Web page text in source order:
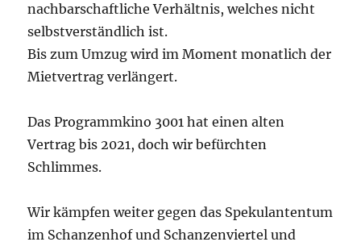
nachbarschaftliche Verhältnis, welches nicht
selbstverständlich ist.
Bis zum Umzug wird im Moment monatlich der
Mietvertrag verlängert.
Das Programmkino 3001 hat einen alten
Vertrag bis 2021, doch wir befürchten
Schlimmes.
Wir kämpfen weiter gegen das Spekulantentum
im Schanzenhof und Schanzenviertel und